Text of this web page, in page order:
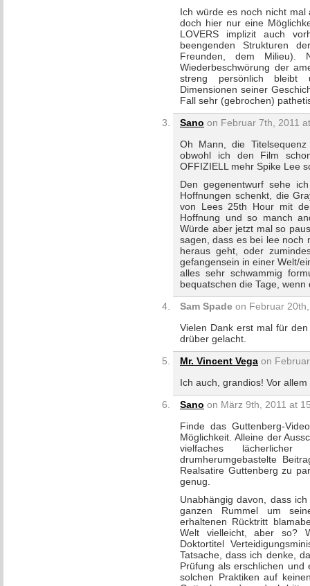
Ich würde es noch nicht
doch hier nur eine
LOVERS implizit auch
beengenden Strukturen
Freunden, dem
Wiederbeschwörung der
streng persönlich bleibt
Dimensionen seiner
Fall sehr (gebrochen)
Sano on Februar 7th, 2011
Oh Mann, die
obwohl ich den Film
OFFIZIELL mehr Spike Lee
Den gegenentwurf sehe
Hoffnungen schenkt, die
von Lees 25th Hour mit
Hoffnung und so manch
Würde aber jetzt mal so
sagen, dass es bei lee noch
heraus geht, oder
gefangensein in einer Welt/
alles sehr schwammig
bequatschen die Tage, wenn
Sam Spade on Februar
Vielen Dank erst mal für
drüber gelacht.
Mr. Vincent Vega on
Ich auch, grandios! Vor
Sano on März 9th, 2011 at
Finde das Guttenberg-
Möglichkeit. Alleine der
vielfaches
drumherumgebastelte
Realsatire Guttenberg zu
genug.
Unabhängig davon, dass
ganzen Rummel um
erhaltenen Rücktritt
Welt vielleicht, aber so?
Doktortitel
Tatsache, dass ich denke,
Prüfung als erschlichen und
solchen Praktiken auf